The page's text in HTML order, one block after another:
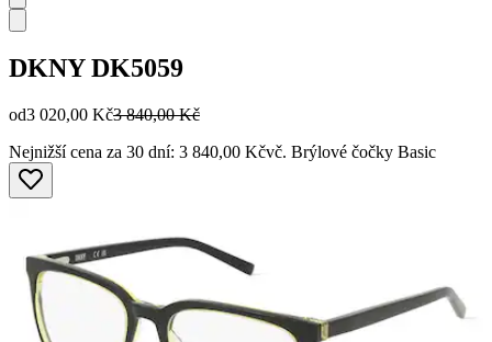
DKNY DK5059
od3 020,00 Kč3 840,00 Kč
Nejnižší cena za 30 dní: 3 840,00 Kčvč. Brýlové čočky Basic